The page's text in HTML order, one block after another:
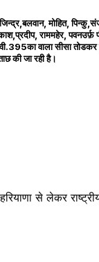
मोहित,
राममहेर,
वाला सीसा
की जा रही है।
से लेकर